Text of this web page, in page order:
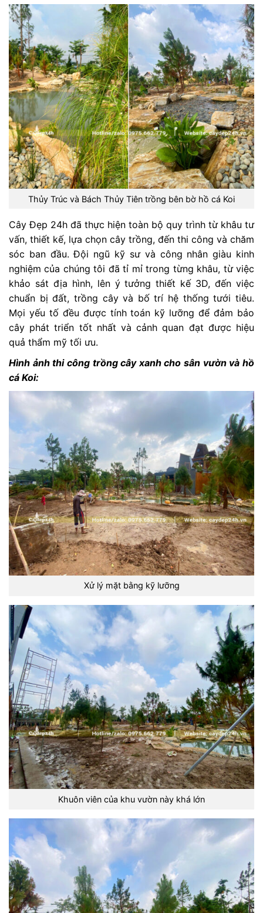
Thủy Trúc và Bách Thủy Tiên trồng bên bờ hồ cá Koi
Cây Đẹp 24h đã thực hiện toàn bộ quy trình từ khâu tư
vấn, thiết kế, lựa chọn cây trồng, đến thi công và chăm
sóc ban đầu. Đội ngũ kỹ sư và công nhân giàu kinh
nghiệm của chúng tôi đã tỉ mỉ trong từng khâu, từ việc
khảo sát địa hình, lên ý tưởng thiết kế 3D, đến việc
chuẩn bị đất, trồng cây và bố trí hệ thống tưới tiêu.
Mọi yếu tố đều được tính toán kỹ lưỡng để đảm bảo
cây phát triển tốt nhất và cảnh quan đạt được hiệu
quả thẩm mỹ tối ưu.
Hình ảnh thi công trồng cây xanh cho sân vườn và hồ
cá Koi:
Xử lý mặt bằng kỹ lưỡng
Khuôn viên của khu vườn này khá lớn